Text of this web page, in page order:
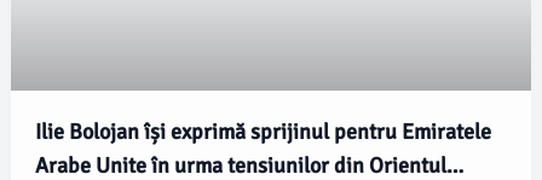
Ilie Bolojan își exprimă sprijinul pentru Emiratele
Arabe Unite în urma tensiunilor din Orientul